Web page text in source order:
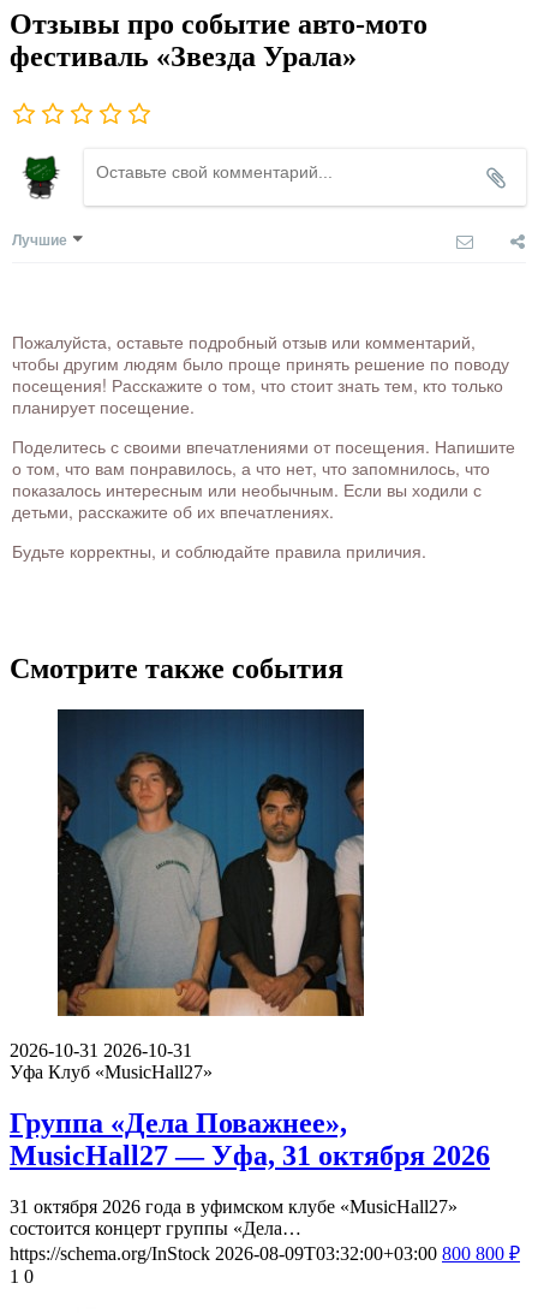
Отзывы про событие авто-мото
фестиваль «Звезда Урала»
Лучшие
Пожалуйста, оставьте подробный отзыв или комментарий,
чтобы другим людям было проще принять решение по поводу
посещения! Расскажите о том, что стоит знать тем, кто только
планирует посещение.
Поделитесь с своими впечатлениями от посещения. Напишите
о том, что вам понравилось, а что нет, что запомнилось, что
показалось интересным или необычным. Если вы ходили с
детьми, расскажите об их впечатлениях.
Будьте корректны, и соблюдайте правила приличия.
Смотрите также события
2026-10-31 2026-10-31
Уфа Клуб «MusicHall27»
Группа «Дела Поважнее»,
MusicHall27 — Уфа, 31 октября 2026
31 октября 2026 года в уфимском клубе «MusicHall27»
состоится концерт группы «Дела…
https://schema.org/InStock 2026-08-09T03:32:00+03:00 800 800 ₽
1 0